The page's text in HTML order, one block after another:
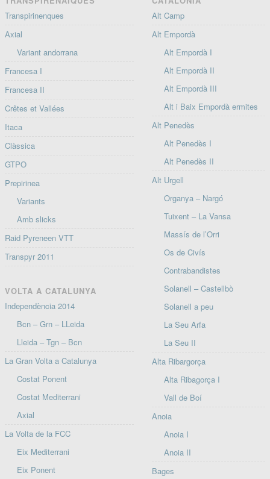
Transpirinenques
Axial
Variant andorrana
Francesa I
Francesa II
Crêtes et Vallées
Itaca
Clàssica
GTPO
Prepirinea
Variants
Amb slicks
Raid Pyreneen VTT
Transpyr 2011
VOLTA A CATALUNYA
Independència 2014
Bcn – Grn – LLeida
Lleida – Tgn – Bcn
La Gran Volta a Catalunya
Costat Ponent
Costat Mediterrani
Axial
La Volta de la FCC
Eix Mediterrani
Eix Ponent
Alt Camp
Alt Empordà
Alt Empordà I
Alt Empordà II
Alt Empordà III
Alt i Baix Empordà ermites
Alt Penedès
Alt Penedès I
Alt Penedès II
Alt Urgell
Organya – Nargó
Tuixent – La Vansa
Massís de l’Orri
Os de Civís
Contrabandistes
Solanell – Castellbò
Solanell a peu
La Seu Arfa
La Seu II
Alta Ribargorça
Alta Ribagorça I
Vall de Boí
Anoia
Anoia I
Anoia II
Bages